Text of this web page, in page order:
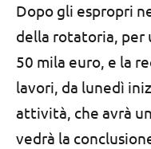
Dopo gli espropri
della rotatoria, per
50 mila euro, e la
lavori, da lunedì
attività, che avrà
vedrà la